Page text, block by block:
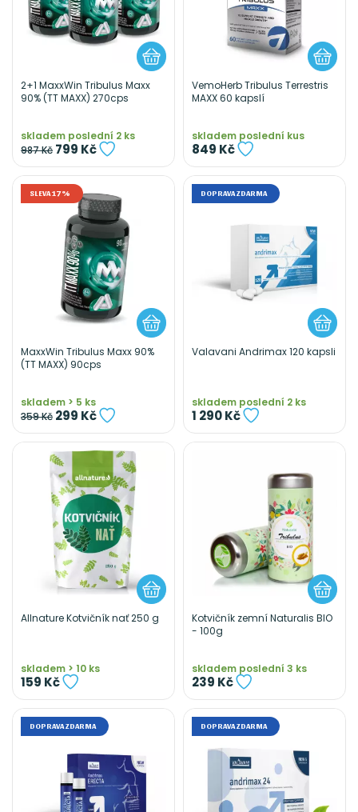
2+1 MaxxWin Tribulus Maxx
90% (TT MAXX) 270cps
skladem poslední 2 ks
987 Kč 799 Kč
VemoHerb Tribulus Terrestris
MAXX 60 kapslí
skladem poslední kus
849 Kč
SLEVA 17%
MaxxWin Tribulus Maxx 90%
(TT MAXX) 90cps
skladem > 5 ks
359 Kč 299 Kč
DOPRAVA ZDARMA
Valavani Andrimax 120 kapsli
skladem poslední 2 ks
1 290 Kč
Allnature Kotvičník nať 250 g
skladem > 10 ks
159 Kč
Kotvičník zemní Naturalis BIO
- 100g
skladem poslední 3 ks
239 Kč
DOPRAVA ZDARMA DOPRAVA ZDARMA